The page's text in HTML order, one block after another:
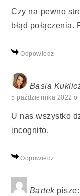
Czy na pewno
błąd połączenia.
Odpowiedz
Basia
5 października 2022 o
U nas wszystko
incognito.
Odpowiedz
Bartek pisze: